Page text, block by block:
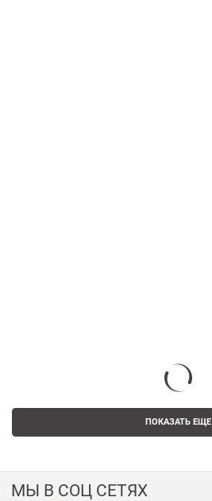
ПОКАЗАТЬ ЕЩЕ
МЫ В СОЦ СЕТЯХ